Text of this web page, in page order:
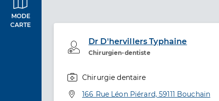
MODE
CARTE
Dr D'hervillers Typhaine
Chirurgien-dentiste
Professionel de santé
Chirurgie dentaire
Adresse
166 Rue Léon Piérard, 59111 Bouchain